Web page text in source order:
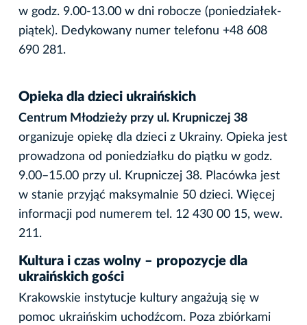
w godz. 9.00-13.00 w dni robocze (poniedziałek-
piątek). Dedykowany numer telefonu +48 608
690 281.
Opieka dla dzieci ukraińskich
Centrum Młodzieży przy ul. Krupniczej 38
organizuje opiekę dla dzieci z Ukrainy. Opieka jest
prowadzona od poniedziałku do piątku w godz.
9.00–15.00 przy ul. Krupniczej 38. Placówka jest
w stanie przyjąć maksymalnie 50 dzieci. Więcej
informacji pod numerem tel. 12 430 00 15, wew.
211.
Kultura i czas wolny – propozycje dla
ukraińskich gości
Krakowskie instytucje kultury angażują się w
pomoc ukraińskim uchodźcom. Poza zbiórkami